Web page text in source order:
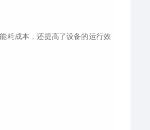
耗成本，还提高了设备的运行效